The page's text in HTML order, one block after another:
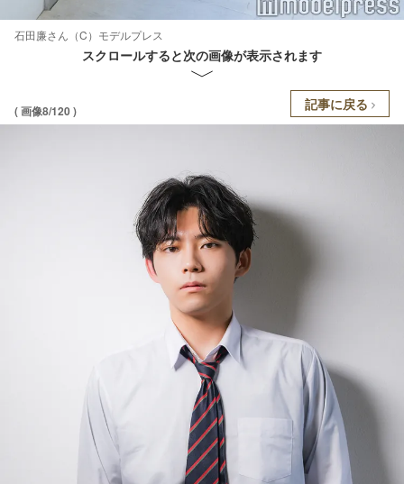
石田廉さん（C）モデルプレス
スクロールすると次の画像が表示されます
( 画像8/120 ) 記事に戻る